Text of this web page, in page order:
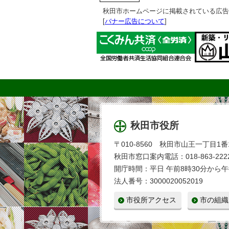
秋田市ホームページに掲載されている広
[バナー広告について]
秋田市役所
〒010-8560 秋田市山王一丁目1番
秋田市窓口案内電話：018-863-
開庁時間：平日 午前8時30分から
法人番号：3000020052019
市役所アクセス 市の組織